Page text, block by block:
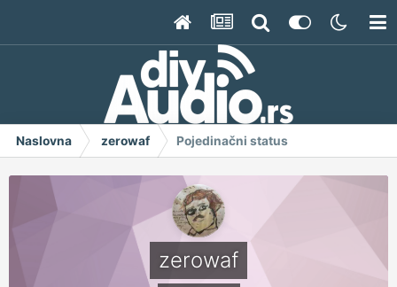
Naslovna zerowaf Pojedinačni status
zerowaf